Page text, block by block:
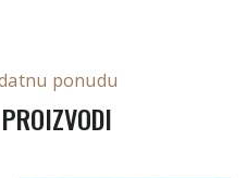
ponudu